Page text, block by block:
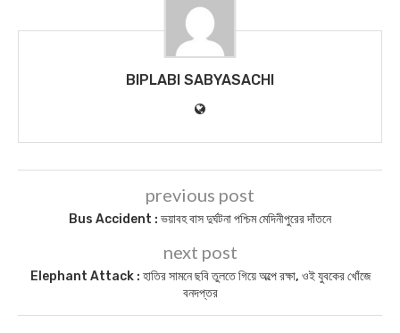
BIPLABI SABYASACHI
previous post
Bus Accident : ভয়াবহ বাস দুর্ঘটনা পশ্চিম মেদিনীপুরের দাঁতনে
next post
Elephant Attack : হাতির সামনে ছবি তুলতে গিয়ে অল্পে রক্ষা, ওই যুবকের খোঁজে
বনদপ্তর